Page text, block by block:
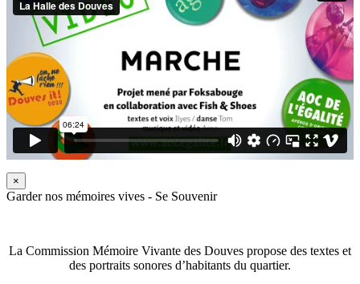
×
Garder nos mémoires vives - Se Souvenir
La Commission Mémoire Vivante des Douves propose des textes et
des portraits sonores d’habitants du quartier.